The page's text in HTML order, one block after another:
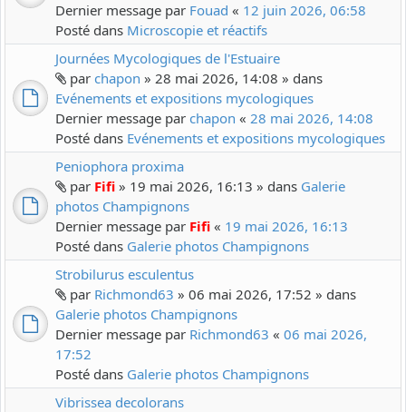
Dernier message par Fouad « 12 juin 2026, 06:58
Posté dans Microscopie et réactifs
Journées Mycologiques de l'Estuaire
par chapon » 28 mai 2026, 14:08 » dans
Evénements et expositions mycologiques
Dernier message par chapon « 28 mai 2026, 14:08
Posté dans Evénements et expositions mycologiques
Peniophora proxima
par Fifi » 19 mai 2026, 16:13 » dans Galerie
photos Champignons
Dernier message par Fifi « 19 mai 2026, 16:13
Posté dans Galerie photos Champignons
Strobilurus esculentus
par Richmond63 » 06 mai 2026, 17:52 » dans
Galerie photos Champignons
Dernier message par Richmond63 « 06 mai 2026,
17:52
Posté dans Galerie photos Champignons
Vibrissea decolorans